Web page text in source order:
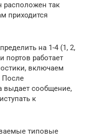
расположен так
приходится
на 1-4 (1, 2,
работает
включаем
После
выдает сообщение,
к
типовые